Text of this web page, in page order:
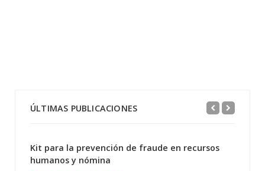
ÚLTIMAS PUBLICACIONES
Kit para la prevención de fraude en recursos
humanos y nómina